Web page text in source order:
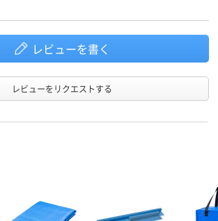
レビューを書く
レビューをリクエストする